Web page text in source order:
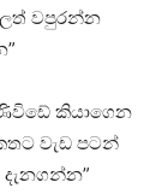
වපුරන්න
කියාගෙන
වැඩ පටන්